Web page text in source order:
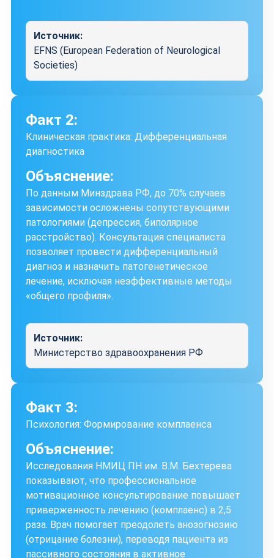
Источник:
EFNS (European Federation of Neurological
Societies)
Факт 2:
Клиническая практика: Дифференциальная
диагностика
Объяснение:
По данным Минздрава РФ, до 70% случаев
зависимости осложнены сопутствующими
патологиями (депрессия, биполярное
расстройство). Консультация специалиста
позволяет провести дифференциальный
диагноз и назначить патогенетическое
лечение, исключая неэффективные методы
«общего профиля».
Источник:
Министерство здравоохранения РФ
Факт 3:
Психология: Формирование комплаенса
Объяснение:
Исследования НМИЦ ПН им. В.М. Бехтерева
показывают, что профессиональное
мотивационное консультирование повышает
приверженность лечению (комплаенс) в 2,5
раза. Врач помогает преодолеть анозогнозию
(отрицание болезни), переводя пациента из
пассивного состояния в активное